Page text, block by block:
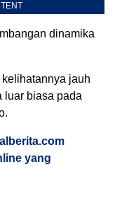
dinamika
jauh
luar biasa pada
yang